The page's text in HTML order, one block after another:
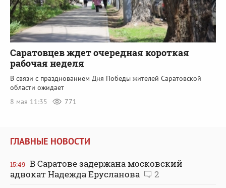
Саратовцев ждет очередная короткая
рабочая неделя
В связи с празднованием Дня Победы жителей Саратовской
области ожидает
8 мая 11:35
771
ГЛАВНЫЕ НОВОСТИ
15:49 В Саратове задержана московский
адвокат Надежда Ерусланова
2